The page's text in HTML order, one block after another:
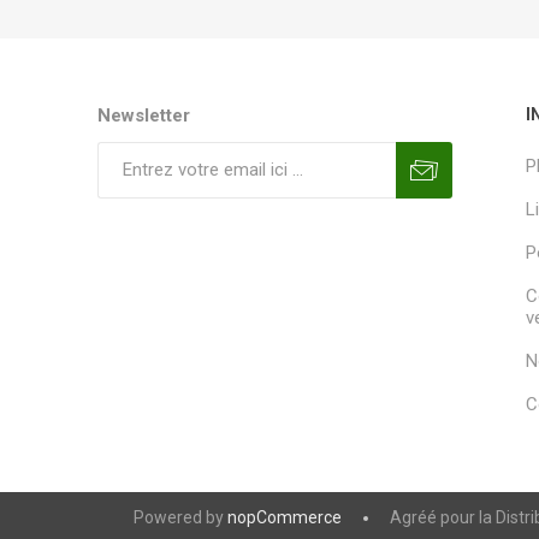
Newsletter
Powered bynopCommerce Agréé pour la